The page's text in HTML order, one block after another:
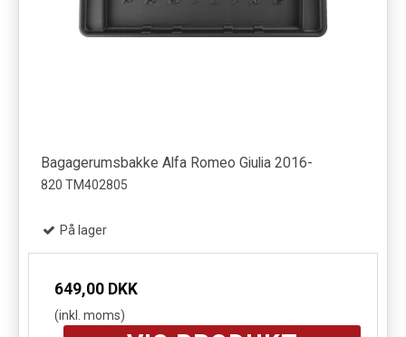
Bagagerumsbakke Alfa Romeo Giulia 2016-
820 TM402805
På lager
649,00 DKK
(inkl. moms)